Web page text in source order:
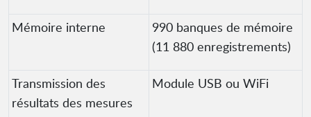
Mémoire interne
990 banques de mémoire
(11 880 enregistrements)
Transmission des
résultats des mesures
Module USB ou WiFi